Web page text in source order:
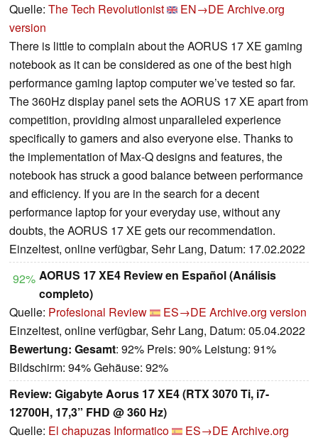
Quelle: The Tech Revolutionist EN→DE Archive.org
version
There is little to complain about the AORUS 17 XE gaming
notebook as it can be considered as one of the best high
performance gaming laptop computer we’ve tested so far.
The 360Hz display panel sets the AORUS 17 XE apart from
competition, providing almost unparalleled experience
specifically to gamers and also everyone else. Thanks to
the implementation of Max-Q designs and features, the
notebook has struck a good balance between performance
and efficiency. If you are in the search for a decent
performance laptop for your everyday use, without any
doubts, the AORUS 17 XE gets our recommendation.
Einzeltest, online verfügbar, Sehr Lang, Datum: 17.02.2022
92% AORUS 17 XE4 Review en Español (Análisis
completo)
Quelle: Profesional Review ES→DE Archive.org version
Einzeltest, online verfügbar, Sehr Lang, Datum: 05.04.2022
Bewertung: Gesamt: 92% Preis: 90% Leistung: 91%
Bildschirm: 94% Gehäuse: 92%
Review: Gigabyte Aorus 17 XE4 (RTX 3070 Ti, i7-
12700H, 17,3” FHD @ 360 Hz)
Quelle: El chapuzas Informatico ES→DE Archive.org